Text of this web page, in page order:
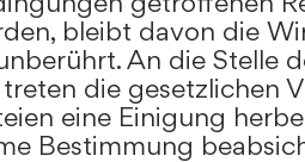
bleibt davon die
An die Stelle
die gesetzlichen
eine Einigung
Bestimmung